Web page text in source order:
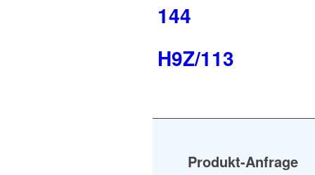
144
H9Z/113
Produkt-Anfrage